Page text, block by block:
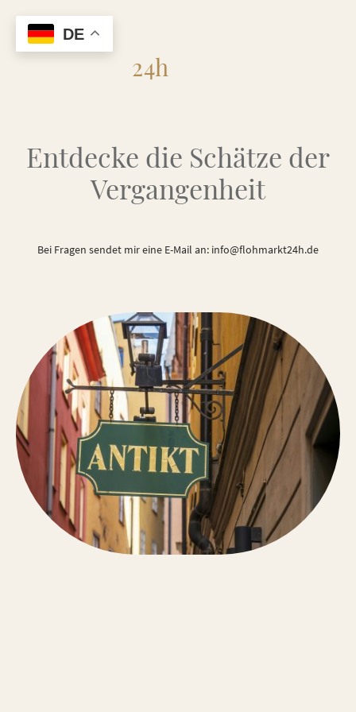
24h
Entdecke die Schätze der
Vergangenheit
Bei Fragen sendet mir eine E-Mail an: info@flohmarkt24h.de
DE